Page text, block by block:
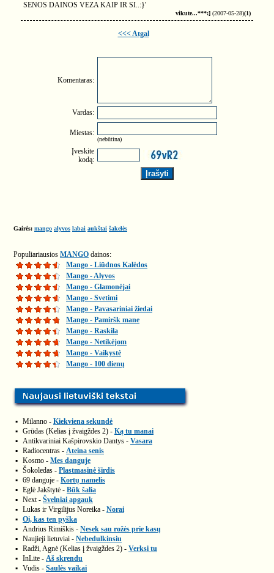
SENOS DAINOS VEZA KAIP IR SI..:}'
vikute...***:] (2007-05-28)(1)
<<< Atgal
Komentaras:
Vardas:
Miestas:
(nebūtina)
Įveskite
kodą:
Gairės: mango alyvos labai aukštai šakelės
Populiariausios MANGO dainos:
Mango - Liūdnos Kalėdos
Mango - Alyvos
Mango - Glamonėjai
Mango - Svetimi
Mango - Pavasariniai žiedai
Mango - Pamiršk mane
Mango - Raskila
Mango - Netikėjom
Mango - Vaikystė
Mango - 100 dienų
▪ Milanno - Kiekviena sekundė
▪ Grūdas (Kelias į žvaigždes 2) - Ką tu manai
▪ Antikvariniai Kašpirovskio Dantys - Vasara
▪ Radiocentras - Ateina senis
▪ Kosmo - Mes danguje
▪ Šokoledas - Plastmasinė širdis
▪ 69 danguje - Kortų namelis
▪ Eglė Jakštytė - Būk šalia
▪ Next - Švelniai apgauk
▪ Lukas ir Virgilijus Noreika - Norai
▪ Oi, kas ten pyška
▪ Andrius Rimiškis - Nesek sau rožės prie kasų
▪ Naujieji lietuviai - Nebedulkinsiu
▪ Radži, Agnė (Kelias į žvaigždes 2) - Verksi tu
▪ InLite - Aš skrendu
▪ Vudis - Saulės vaikai